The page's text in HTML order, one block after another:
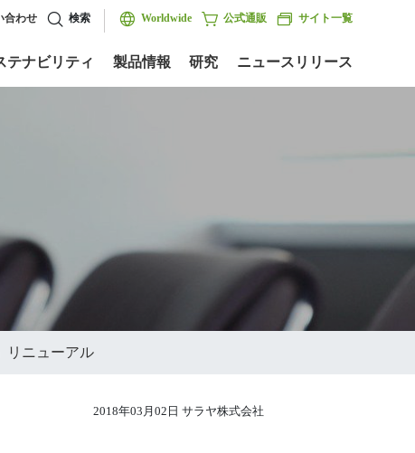
テナビリティ 製品情報 研究 ニュースリリース
合わせ 検索 Worldwide 公式通販 サイト一覧
リニューアル
2018年03月02日 サラヤ株式会社